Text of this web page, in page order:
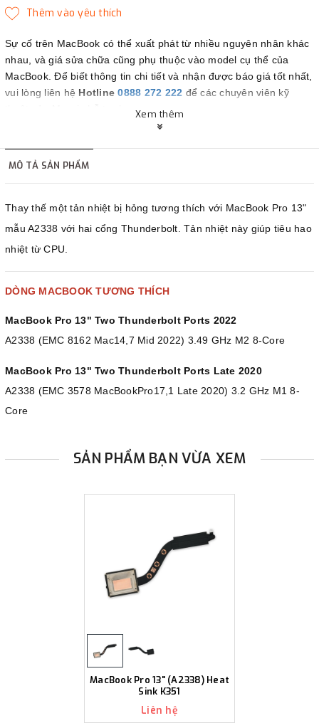
Sự cố trên MacBook có thể xuất phát từ nhiều nguyên nhân khác
nhau, và giá sửa chữa cũng phụ thuộc vào model cụ thể của
MacBook. Để biết thông tin chi tiết và nhận được báo giá tốt nhất,
vui lòng liên hệ Hotline 0888 272 222 để các chuyên viên kỹ
thuật của Maczin hỗ trợ bạn.
Maczin - Đối tác tin cậy của bạn.
Xem thêm
MÔ TẢ SẢN PHẨM
Thay thế một tản nhiệt bị hỏng tương thích với MacBook Pro 13"
mẫu A2338 với hai cổng Thunderbolt. Tản nhiệt này giúp tiêu hao
nhiệt từ CPU.
DÒNG MACBOOK TƯƠNG THÍCH
MacBook Pro 13" Two Thunderbolt Ports 2022
A2338 (EMC 8162 Mac14,7 Mid 2022) 3.49 GHz M2 8-Core
MacBook Pro 13" Two Thunderbolt Ports Late 2020
A2338 (EMC 3578 MacBookPro17,1 Late 2020) 3.2 GHz M1 8-
Core
SẢN PHẨM BẠN VỪA XEM
MacBook Pro 13" (A2338) Heat
Sink K351
Liên hệ